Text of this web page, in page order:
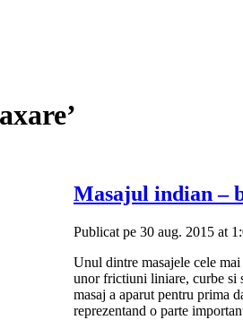
Masajul indian –
Publicat pe 30 aug. 2015 at
Unul dintre masajele cele
unor frictiuni liniare, curbe si
masaj a aparut pentru prima
reprezentand o parte